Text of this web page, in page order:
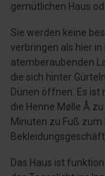
gemütlichen Haus
Sie werden keine
verbringen als hier
atemberaubenden
die sich hinter
Dünen öffnen. Es ist
die Henne Mølle Å
Minuten zu Fuß
Das Haus ist